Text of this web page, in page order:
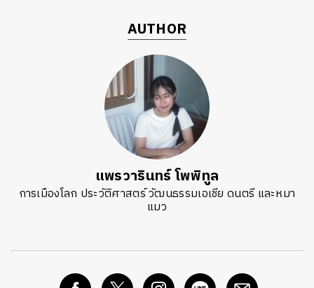
AUTHOR
แพรวารินทร์ โพพิทูล
การเมืองโลก ประวัติศาสตร์ วัฒนธรรมเอเชีย ดนตรี และหมา
แมว